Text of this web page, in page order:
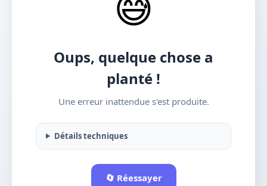
Oups, quelque chose a
planté !
Une erreur inattendue s'est produite.
Détails techniques
🔄 Réessayer